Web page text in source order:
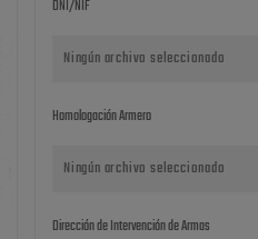
DNI/NIF
Ningún archivo seleccionado
Homologación Armero
Ningún archivo seleccionado
Dirección de Intervención de Armas